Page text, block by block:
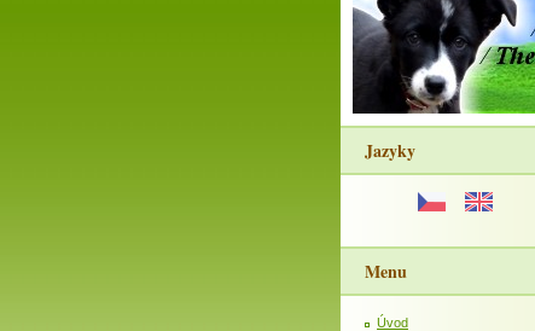
Jazyky
Menu
Úvod